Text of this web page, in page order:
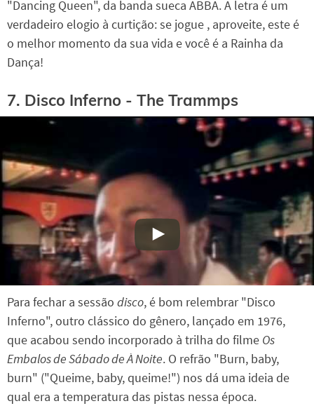
"Dancing Queen", da banda sueca ABBA. A letra é um
verdadeiro elogio à curtição: se jogue , aproveite, este é
o melhor momento da sua vida e você é a Rainha da
Dança!
7. Disco Inferno - The Trammps
Para fechar a sessão disco, é bom relembrar "Disco
Inferno", outro clássico do gênero, lançado em 1976,
que acabou sendo incorporado à trilha do filme Os
Embalos de Sábado de À Noite. O refrão "Burn, baby,
burn" ("Queime, baby, queime!") nos dá uma ideia de
qual era a temperatura das pistas nessa época.